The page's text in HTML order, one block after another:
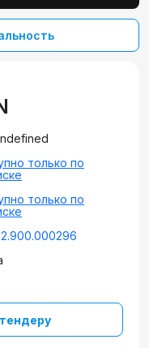
только по
только по